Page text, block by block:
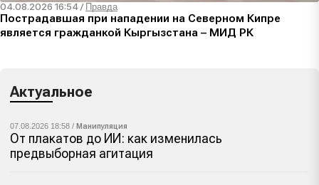
04.08.2026 16:54 / Правда
Пострадавшая при нападении на Северном Кипре
является гражданкой Кыргызстана – МИД РК
Актуальное
07.08.2026 18:58 / Манипуляция
От плакатов до ИИ: как изменилась
предвыборная агитация